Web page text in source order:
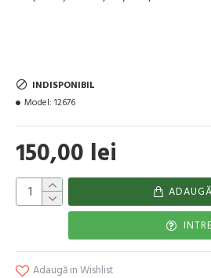
150,00 lei
INDISPONIBIL
Model: 12676
Adaugă in Wishlist